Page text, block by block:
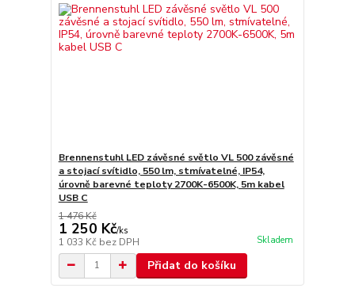
Brennenstuhl LED závěsné světlo VL 500 závěsné
a stojací svítidlo, 550 lm, stmívatelné, IP54,
úrovně barevné teploty 2700K-6500K, 5m kabel
USB C
1 476 Kč
1 250 Kč/ks
1 033 Kč bez DPH Skladem
Přidat do košíku